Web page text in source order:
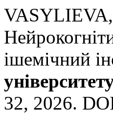
ішемічний
32, 2026.